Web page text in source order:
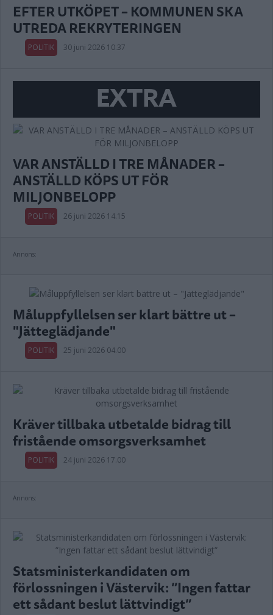
EFTER UTKÖPET – KOMMUNEN SKA
UTREDA REKRYTERINGEN
POLITIK 30 juni 2026 10.37
EXTRA
VAR ANSTÄLLD I TRE MÅNADER –
ANSTÄLLD KÖPS UT FÖR
MILJONBELOPP
POLITIK 26 juni 2026 14.15
Annons:
Måluppfyllelsen ser klart bättre ut –
"Jätteglädjande"
POLITIK 25 juni 2026 04.00
Kräver tillbaka utbetalde bidrag till
fristående omsorgsverksamhet
POLITIK 24 juni 2026 17.00
Annons:
Statsministerkandidaten om
förlossningen i Västervik: ”Ingen fattar
ett sådant beslut lättvindigt”